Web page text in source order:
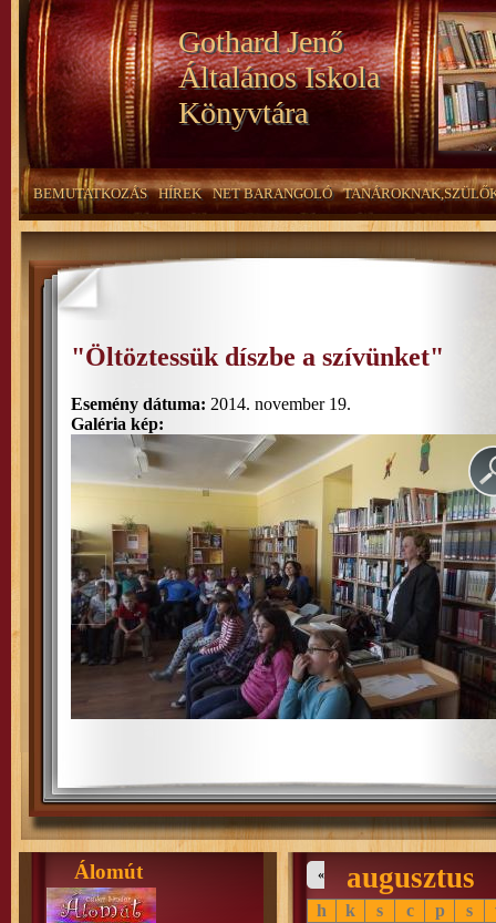
Gothard Jenő
Általános Iskola
Könyvtára
BEMUTATKOZÁS HÍREK NET BARANGOLÓ
"Öltöztessük díszbe a szívünket"
Esemény dátuma: 2014. november 19.
Galéria kép:
Álomút augusztus
«
h k s c p s